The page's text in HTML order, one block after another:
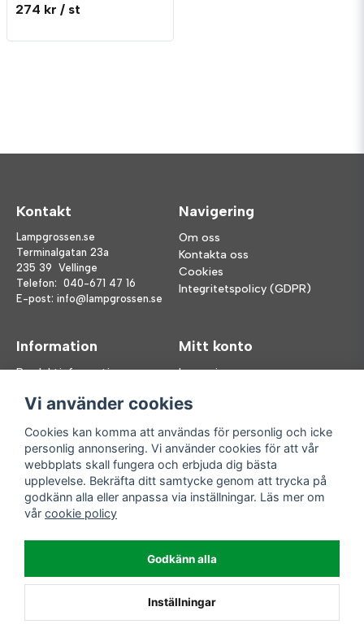
274 kr / st
Kontakt
Lampgrossen.se
Terminalgatan 23a
235 39 Vellinge
Telefon: 040-671 47 16
E-post: info@lampgrossen.se
Navigering
Om oss
Kontakta oss
Cookies
Integritetspolicy (GDPR)
Information
Produktinformation
FAQ
Mitt konto
Logga in
Glömt lösenord?
Följ oss
Facebook
Instagram
Handla enkelt
Enkla leveranser
Vi använder cookies
Cookies kan komma att användas för personlig och icke
personlig annonsering. Vi använder cookies för att vår
webbplats skall fungera och erbjuda dig bästa
upplevelse. Bekräfta ditt samtycke genom att trycka på
godkänn alla eller anpassa via inställningar. Läs mer om
vår cookie policy
Godkänn alla
Inställningar